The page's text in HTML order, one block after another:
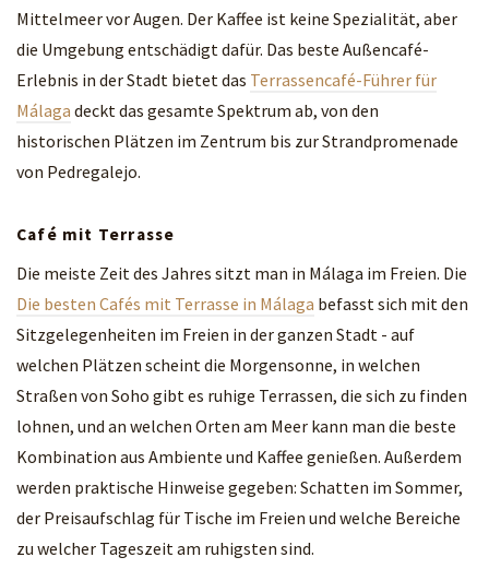
Mittelmeer vor Augen. Der Kaffee ist keine Spezialität, aber
die Umgebung entschädigt dafür. Das beste Außencafé-
Erlebnis in der Stadt bietet das Terrassencafé-Führer für
Málaga deckt das gesamte Spektrum ab, von den
historischen Plätzen im Zentrum bis zur Strandpromenade
von Pedregalejo.
Café mit Terrasse
Die meiste Zeit des Jahres sitzt man in Málaga im Freien. Die
Die besten Cafés mit Terrasse in Málaga befasst sich mit den
Sitzgelegenheiten im Freien in der ganzen Stadt - auf
welchen Plätzen scheint die Morgensonne, in welchen
Straßen von Soho gibt es ruhige Terrassen, die sich zu finden
lohnen, und an welchen Orten am Meer kann man die beste
Kombination aus Ambiente und Kaffee genießen. Außerdem
werden praktische Hinweise gegeben: Schatten im Sommer,
der Preisaufschlag für Tische im Freien und welche Bereiche
zu welcher Tageszeit am ruhigsten sind.